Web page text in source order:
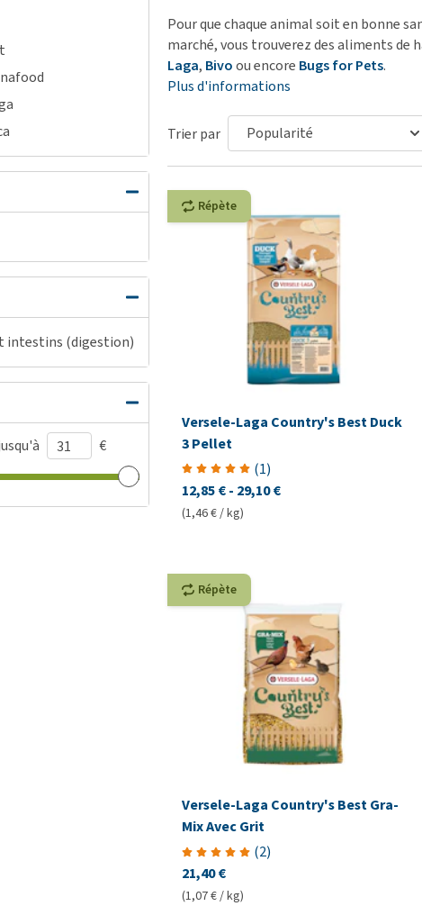
Sacs à déjections et
distributeurs
Tout afficher
Tout afficher
Problèmes
mal de gorge et toux
Problèmes gastro-
Tout afficher
intestins (digestion)
€
Pour que chaque animal soit en bonne
marché, vous trouverez des aliments de
Laga, Bivoou encore Bugs for Pets.
Plus d'informations
Trier par
Répète
Versele-Laga Country's Best Duck
3 Pellet
(1)
12,85 €- 29,10 €
(1,46 € / kg)
Répète
Versele-Laga Country's Best Gra-
Mix Avec Grit
(2)
21,40 €
(1,07 € / kg)